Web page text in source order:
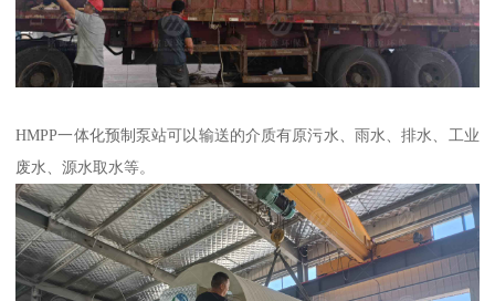
HMPP一体化预制泵站可以输送的介质有原污水、雨水、排水、工业
废水、源水取水等。